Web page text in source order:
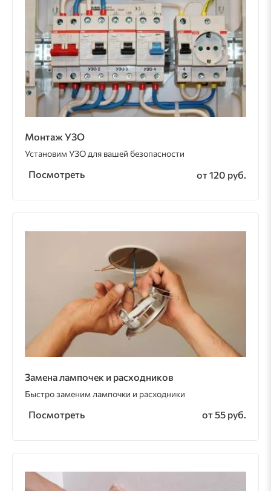
Монтаж УЗО
Установим УЗО для вашей безопасности
Посмотреть от 120 руб.
Замена лампочек и расходников
Быстро заменим лампочки и расходники
Посмотреть от 55 руб.